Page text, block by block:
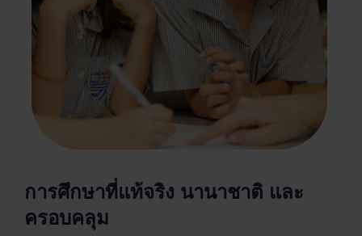
การศึกษาที่แท้จริง นานาชาติ และ
ครอบคลุม